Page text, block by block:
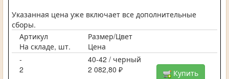
Указанная цена уже включает все дополнительные
сборы.
Артикул
Размер/Цвет
На складе, шт.
Цена
-
40-42 / черный
2
2 082,80 ₽
Купить